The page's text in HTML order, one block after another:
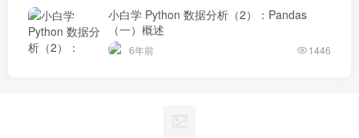
小白学 Python 数据分析（2）：Pandas
（一）概述
6年前 1446